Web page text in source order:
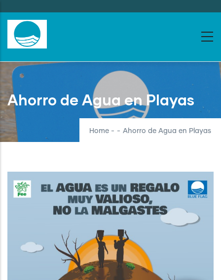
to
main
content
Ahorro de Agua en Playas
Home - - Ahorro de Agua en Playas